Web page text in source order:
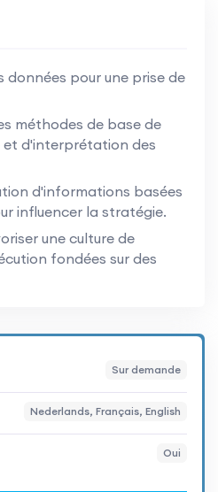
données pour une prise de
méthodes de base de
et d'interprétation des
d'informations basées
influencer la stratégie.
une culture de
fondées sur des
Sur demande
Nederlands, Français, English
Oui